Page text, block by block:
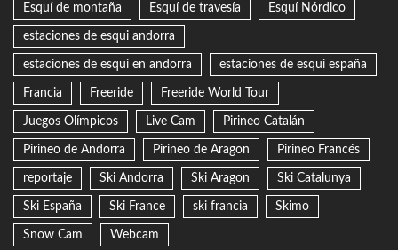
Esquí de montaña Esquí de travesía Esquí Nórdico
estaciones de esqui andorra
estaciones de esqui en andorra estaciones de esqui españa
Francia Freeride Freeride World Tour
Juegos Olímpicos Live Cam Pirineo Catalán
Pirineo de Andorra Pirineo de Aragon Pirineo Francés
reportaje Ski Andorra Ski Aragon Ski Catalunya
Ski España Ski France ski francia Skimo
Snow Cam Webcam